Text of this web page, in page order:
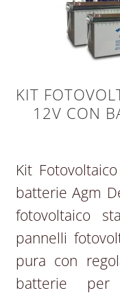
KIT
12V CON
Kit
batterie Agm
fotovoltaico
pannelli
pura con
batterie per